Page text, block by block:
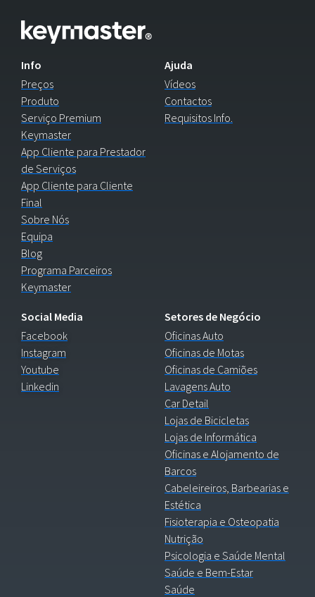
Info
Preços
Produto
Serviço Premium
Keymaster
App Cliente para Prestador
de Serviços
App Cliente para Cliente
Final
Sobre Nós
Equipa
Blog
Programa Parceiros
Keymaster
Ajuda
Vídeos
Contactos
Requisitos Info.
Social Media
Facebook
Instagram
Youtube
Linkedin
Setores de Negócio
Oficinas Auto
Oficinas de Motas
Oficinas de Camiões
Lavagens Auto
Car Detail
Lojas de Bicicletas
Lojas de Informática
Oficinas e Alojamento de
Barcos
Cabeleireiros, Barbearias e
Estética
Fisioterapia e Osteopatia
Nutrição
Psicologia e Saúde Mental
Saúde e Bem-Estar
Saúde